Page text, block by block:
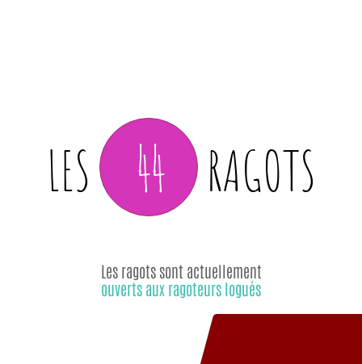
LES 44 RAGOTS
Les ragots sont actuellement
ouverts aux ragoteurs logués